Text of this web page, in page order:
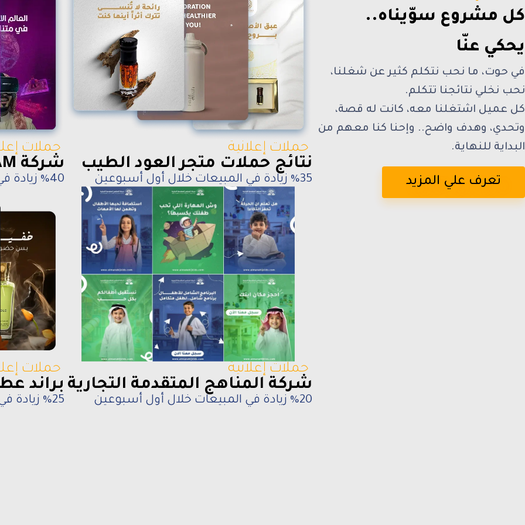
كل مشروع سوّيناه..
يحكي عنّا
في حوت، ما نحب نتكلم كثير عن شغلنا،
نحب نخلي نتائجنا تتكلم.
كل عميل اشتغلنا معه، كانت له قصة،
وتحدي، وهدف واضح.. وإحنا كنا معهم من
البداية للنهاية.
تعرف علي المزيد
حملات
شركة RAM المتقدمة التجارية
%40 زيادة في المبيعات خلال أول أسبوعين
حملات إعلانية
نتائج حملات متجر العود الطيب
%35 زيادة في المبيعات خلال أول أسبوعين
حملات
براند
%25 زيادة في المبيعات خلال أول أسبوعين
حملات إعلانية
شركة المناهج المتقدمة التجارية
%20 زيادة في المبيعات خلال أول أسبوعين